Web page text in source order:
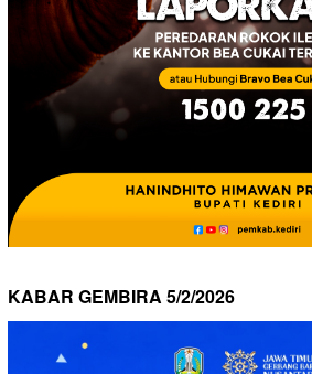
KABAR GEMBIRA 5/2/2026